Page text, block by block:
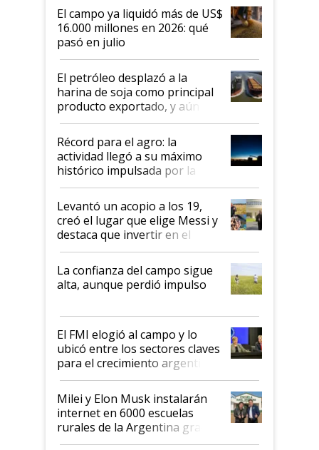
El campo ya liquidó más de US$
16.000 millones en 2026: qué
pasó en julio
El petróleo desplazó a la
harina de soja como principal
producto exportado, y aún así
el agro aportó casi seis de cada
diez dólares y sostuvo el
liderazgo en un semestre
récord
Récord para el agro: la
actividad llegó a su máximo
histórico impulsada por la
cosecha y las exportaciones
Levantó un acopio a los 19,
creó el lugar que elige Messi y
destaca que invertir en el
kirchnerismo era como "darle
plata a un hijo para droga":
Juan Félix Rossetti, el libertario
que de una dura crisis salió
de Milei
La confianza del campo sigue
alta, aunque perdió impulso
El FMI elogió al campo y lo
ubicó entre los sectores claves
para el crecimiento argentino
Milei y Elon Musk instalarán
internet en 6000 escuelas
rurales de la Argentina gracias
a un acuerdo con Starlink